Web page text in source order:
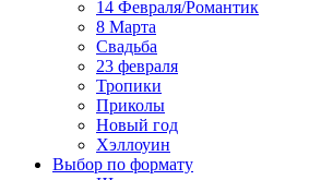
14 Февраля/Романтик
8 Марта
Свадьба
23 февраля
Тропики
Приколы
Новый год
Хэллоуин
Выбор по формату